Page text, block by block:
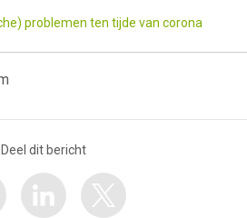
problemen ten tijde van corona
Deel dit bericht